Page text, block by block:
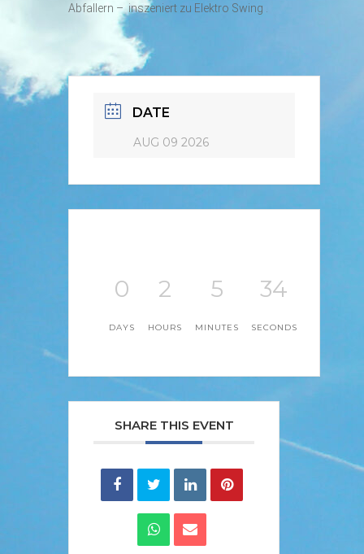
Abfallern – inszeniert zu Elektro Swing .
DATE
AUG 09 2026
0
DAYS
2
HOURS
5
MINUTES
34
SECONDS
SHARE THIS EVENT